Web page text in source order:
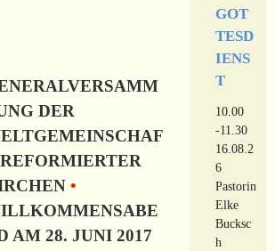
DER
•
AM 28. JUNI 2017
GOT
TESD
IENS
T
10.00
-11.30
16.08.2
6
Pastorin
Elke
Bucksc
h